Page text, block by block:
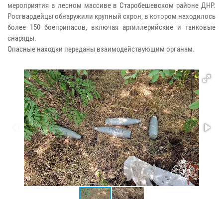
мероприятия в лесном массиве в Старобешевском районе ДНР.
Росгвардейцы обнаружили крупный схрон, в котором находилось
более 150 боеприпасов, включая артиллерийские и танковые
снаряды.
Опасные находки переданы взаимодействующим органам.